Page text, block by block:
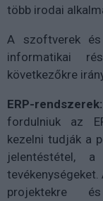
több irodai
A szoftverek
informatikai
következőkre
ERP-rendszerek:
fordulniuk az
kezelni tudják a
jelentéstétel,
tevékenységeket.
projektekre